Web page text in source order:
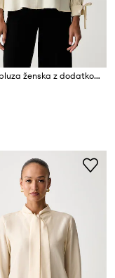
Marella bluza ženska z dodatkom svile Emme by Marella